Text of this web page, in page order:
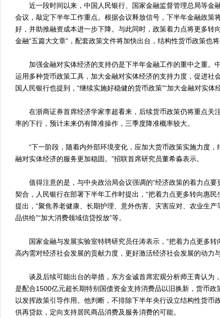
近一段时间以来，中国人民银行、国家金融监督管理总局等金
会议，敲定下半年工作重点。根据会议释放信号，下半年金融政策
好，并助推融资成本进一步下降。与此同时，政策着力点将更多转
金融“五篇大文章”，配套政策文件将加快出台，结构性货币政策也
加强金融对实体经济的支持仍是下半年金融工作的重中之重。
运用多种货币政策工具，加大金融对实体经济的支持力度，促进社
国人民银行也提到，“继续实施好稳健的货币政策”“加大金融对实体
在浙商证券首席经济学家李超看来，后续货币政策仍将重点关
率的下行，预计未来仍有降准操作，三季度降准概率较大。
“下一阶段，随着内外部环境变化，应加大货币政策实施力度，
融对实体经济的服务更加稳固。”招联首席研究员董希淼表示。
值得注意的是，与中央政治局会议强调的“经济政策的着力点要
契合，人民银行在部署下半年工作时提出，“把着力点更多转向惠民
提出，“聚焦养老健康、长期护理、意外伤害、灾害应对、农业生
品供给”“加大消费领域信贷投放”等。
国家金融与发展实验室特聘研究员任涛表示，“把着力点更多转
高内需对经济社会发展的贡献力度，更好激活经济社会发展的动力
谈及后续可能出台的举措，东方金诚首席宏观分析师王青认为
是配合1500亿元超长期特别国债资金支持消费品以旧换新，货币政
以发挥政策引导作用。他判断，不排除下半年央行设立结构性货币
供再贷款，定向支持居民商品消费及服务消费的可能。